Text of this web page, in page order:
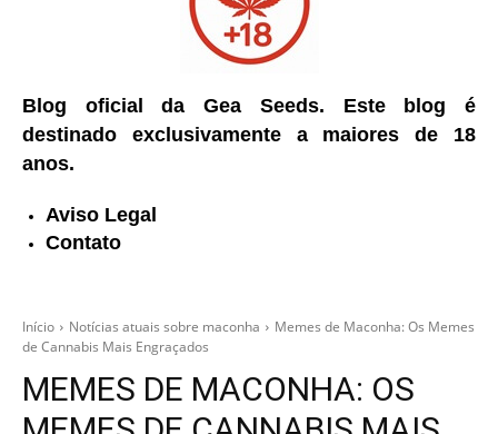
Blog oficial da Gea Seeds. Este blog é
destinado exclusivamente a maiores de 18
anos.
Aviso Legal
Contato